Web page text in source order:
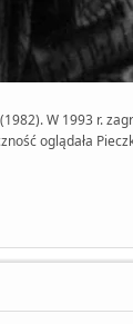
W 1993 r.
oglądała